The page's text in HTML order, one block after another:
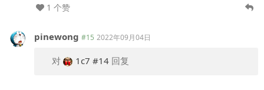
1 个赞
pinewong #15 2022年09月04日
对 1c7 #14 回复